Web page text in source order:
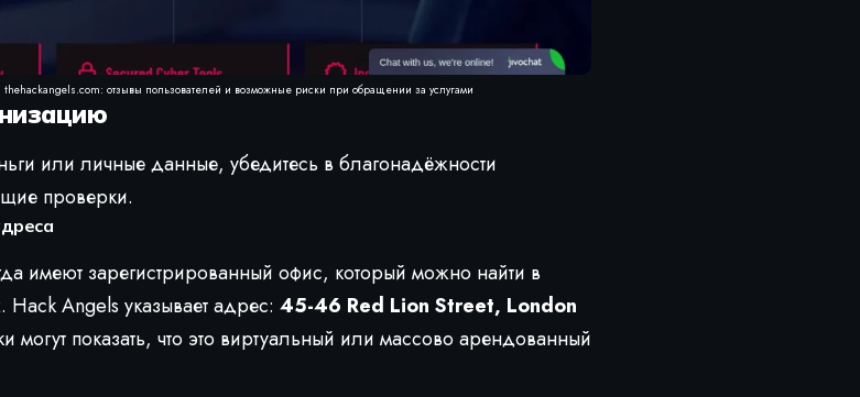
thehackangels.com: отзывы пользователей и возможные риски при обращении за услугами
или личные данные, убедитесь в благонадёжности
проверки.
имеют зарегистрированный офис, который можно найти в
Angels указывает адрес: 45-46 Red Lion Street, London
могут показать, что это виртуальный или массово арендованный